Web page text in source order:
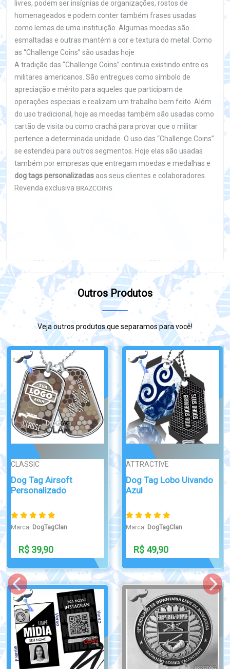
livres, podem ser insígnias de organizações, rostos de
homenageados e podem conter também frases usadas
como lemas de uma instituição. Algumas moedas são
esmaltadas e outras mantém a cor e textura do metal. Como
as “Challenge Coins” são usadas hoje
A tradição das “Challenge Coins” continua existindo entre os
militares americanos. São entregues como símbolo de
apreciação e mérito para aqueles que participam de
operações especiais e realizam um trabalho bem feito. Além
do uso tradicional, hoje as moedas também são usadas como
cartão de visita ou como crachá para provar que o militar
pertence a determinada unidade. O uso das “Challenge Coins”
se estendeu para outros segmentos. Hoje elas são usadas
também por empresas que entregam moedas e medalhas e
dog tags personalizadas aos seus clientes e colaboradores.
Revenda exclusiva BRAZCOINS
Outros Produtos
Veja outros produtos que separamos para você!
SIMPLES
Dog Tag Técnico em
Enfermagem
Marca: DogTagClan
R$ 38,90
CHAVEIRO
Chaveiro Samu
Marca: DogTagClan
R$ 29,90